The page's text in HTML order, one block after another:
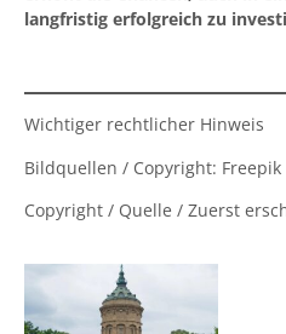
langfristig erfolgreich zu
Wichtiger rechtlicher Hinweis
Bildquellen / Copyright: Freepik
Copyright / Quelle / Zuerst